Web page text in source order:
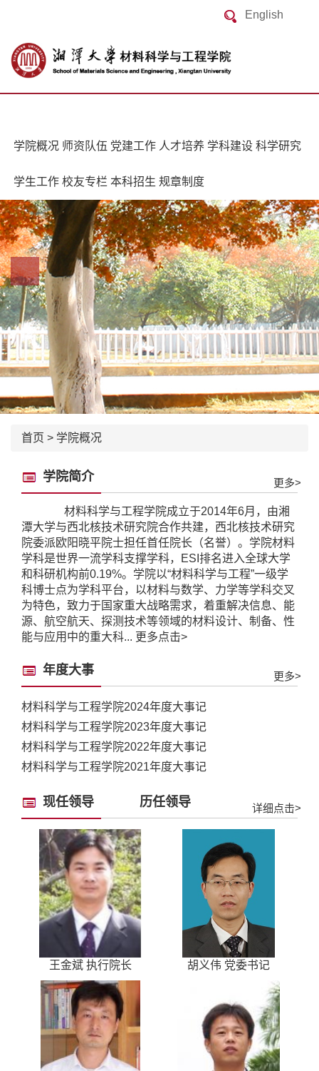
English
学院概况 师资队伍 党建工作 人才培养 学科建设 科学研究
学生工作 校友专栏 本科招生 规章制度
首页 > 学院概况
更多>
学院简介
材料科学与工程学院成立于2014年6月，由湘
潭大学与西北核技术研究院合作共建，西北核技术研究
院委派欧阳晓平院士担任首任院长（名誉）。学院材料
学科是世界一流学科支撑学科，ESI排名进入全球大学
和科研机构前0.19%。学院以“材料科学与工程”一级学
科博士点为学科平台，以材料与数学、力学等学科交叉
为特色，致力于国家重大战略需求，着重解决信息、能
源、航空航天、探测技术等领域的材料设计、制备、性
能与应用中的重大科... 更多点击>
更多>
年度大事
材料科学与工程学院2024年度大事记
材料科学与工程学院2023年度大事记
材料科学与工程学院2022年度大事记
材料科学与工程学院2021年度大事记
详细点击>
现任领导 历任领导
王金斌 执行院长 胡义伟 党委书记